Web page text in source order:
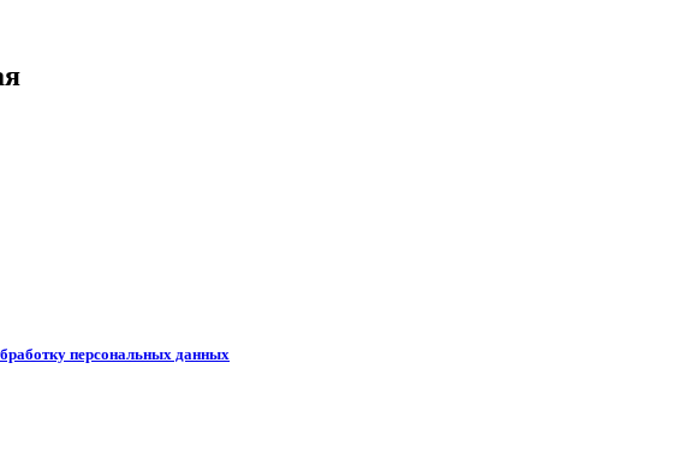
персональных данных